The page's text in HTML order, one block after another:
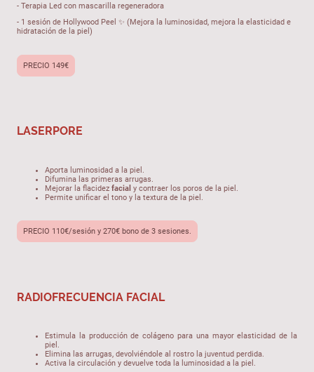
- Terapia Led con mascarilla regeneradora
- 1 sesión de Hollywood Peel ✨ (Mejora la luminosidad, mejora la elasticidad e
hidratación de la piel)
PRECIO 149€
LASERPORE
Aporta luminosidad a la piel.
Difumina las primeras arrugas.
Mejorar la flacidez facial y contraer los poros de la piel.
Permite unificar el tono y la textura de la piel.
PRECIO 110€/sesión y 270€ bono de 3 sesiones.
RADIOFRECUENCIA FACIAL
Estimula la producción de colágeno para una mayor elasticidad de la
piel.
Elimina las arrugas, devolviéndole al rostro la juventud perdida.
Activa la circulación y devuelve toda la luminosidad a la piel.